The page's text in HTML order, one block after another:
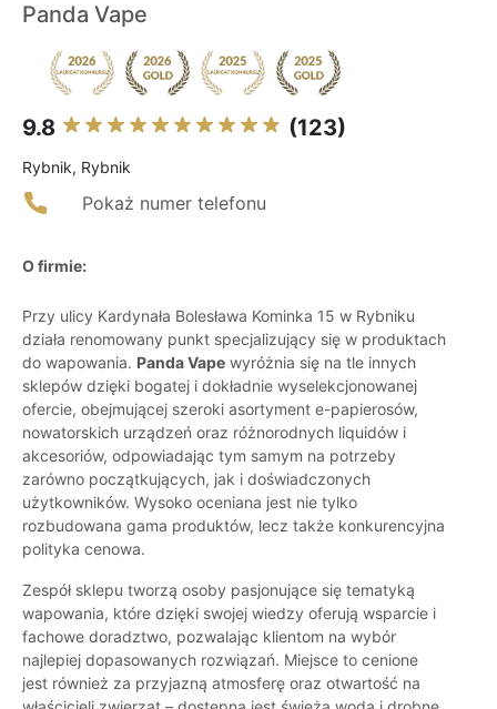
Panda Vape
9.8 (123)
Rybnik, Rybnik
Pokaż numer telefonu
O firmie:
Przy ulicy Kardynała Bolesława Kominka 15 w Rybniku
działa renomowany punkt specjalizujący się w produktach
do wapowania. Panda Vape wyróżnia się na tle innych
sklepów dzięki bogatej i dokładnie wyselekcjonowanej
ofercie, obejmującej szeroki asortyment e-papierosów,
nowatorskich urządzeń oraz różnorodnych liquidów i
akcesoriów, odpowiadając tym samym na potrzeby
zarówno początkujących, jak i doświadczonych
użytkowników. Wysoko oceniana jest nie tylko
rozbudowana gama produktów, lecz także konkurencyjna
polityka cenowa.
Zespół sklepu tworzą osoby pasjonujące się tematyką
wapowania, które dzięki swojej wiedzy oferują wsparcie i
fachowe doradztwo, pozwalając klientom na wybór
najlepiej dopasowanych rozwiązań. Miejsce to cenione
jest również za przyjazną atmosferę oraz otwartość na